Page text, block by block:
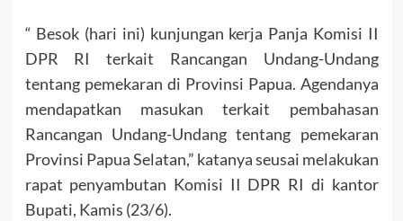
“ Besok (hari ini) kunjungan kerja Panja Komisi II
DPR RI terkait Rancangan Undang-Undang
tentang pemekaran di Provinsi Papua. Agendanya
mendapatkan masukan terkait pembahasan
Rancangan Undang-Undang tentang pemekaran
Provinsi Papua Selatan,” katanya seusai melakukan
rapat penyambutan Komisi II DPR RI di kantor
Bupati, Kamis (23/6).